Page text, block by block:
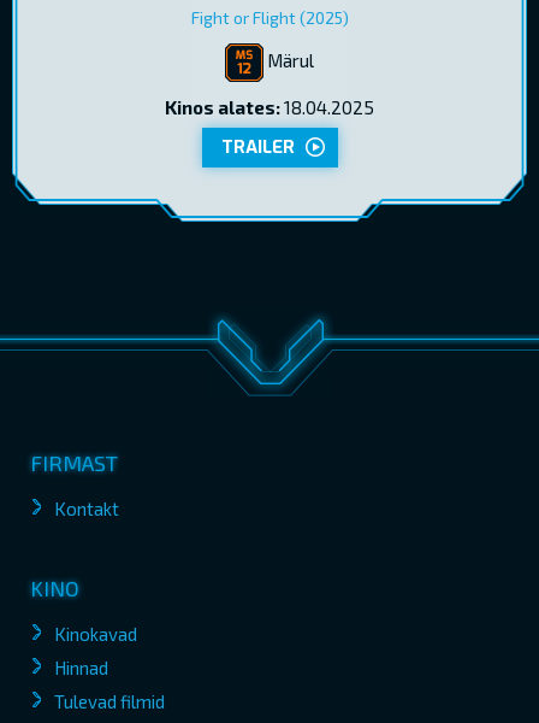
Fight or Flight (2025)
Märul
Kinos alates:18.04.2025
TRAILER
FIRMAST
Kontakt
KINO
Kinokavad
Hinnad
Tulevad filmid